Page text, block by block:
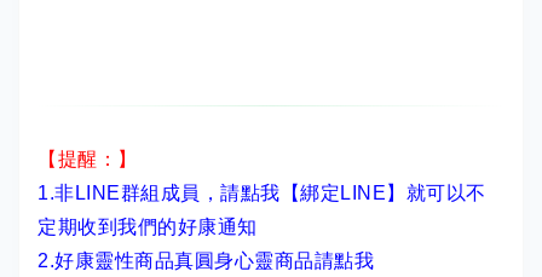
【提醒：】
1.非LINE群組成員， 請點我【綁定LINE】 就可以不
定期收到我們的好康通知
2.好康靈性商品真圓身心靈商品請點我